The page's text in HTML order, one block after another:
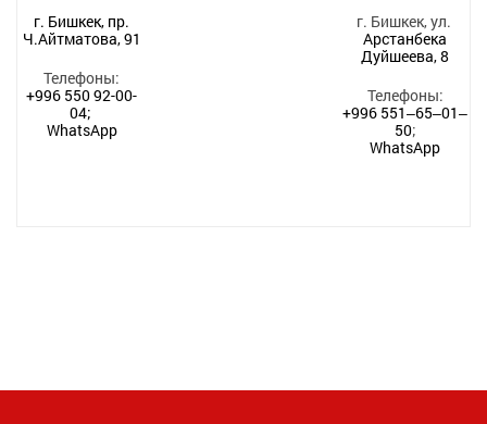
г. Бишкек, пр.
Ч.Айтматова, 91
Телефоны:
+996 550 92-00-
04;
WhatsApp
г. Бишкек, ул.
Арстанбека
Дуйшеева, 8
Телефоны:
+996 551‒65‒01‒
50;
WhatsApp